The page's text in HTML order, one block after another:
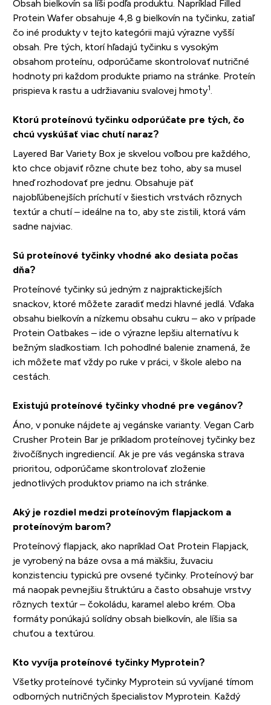
Obsah bielkovín sa líši podľa produktu. Napríklad Filled
Protein Wafer obsahuje 4,8 g bielkovín na tyčinku, zatiaľ
čo iné produkty v tejto kategórii majú výrazne vyšší
obsah. Pre tých, ktorí hľadajú tyčinku s vysokým
obsahom proteínu, odporúčame skontrolovať nutričné
hodnoty pri každom produkte priamo na stránke. Proteín
prispieva k rastu a udržiavaniu svalovej hmoty1
Ktorú proteínovú tyčinku odporúčate pre tých, čo
chcú vyskúšať viac chutí naraz?
Layered Bar Variety Box je skvelou voľbou pre každého,
kto chce objaviť rôzne chute bez toho, aby sa musel
hneď rozhodovať pre jednu. Obsahuje päť
najobľúbenejších príchutí v šiestich vrstvách rôznych
textúr a chutí – ideálne na to, aby ste zistili, ktorá vám
sadne najviac.
Sú proteínové tyčinky vhodné ako desiata počas
dňa?
Proteínové tyčinky sú jedným z najpraktickejších
snackov, ktoré môžete zaradiť medzi hlavné jedlá. Vďaka
obsahu bielkovín a nízkemu obsahu cukru – ako v prípade
Protein Oatbakes – ide o výrazne lepšiu alternatívu k
bežným sladkostiam. Ich pohodlné balenie znamená, že
ich môžete mať vždy po ruke v práci, v škole alebo na
cestách.
Existujú proteínové tyčinky vhodné pre vegánov?
Áno, v ponuke nájdete aj vegánske varianty. Vegan Carb
Crusher Protein Bar je príkladom proteínovej tyčinky bez
živočíšnych ingrediencií. Ak je pre vás vegánska strava
prioritou, odporúčame skontrolovať zloženie
jednotlivých produktov priamo na ich stránke.
Aký je rozdiel medzi proteínovým flapjackom a
proteínovým barom?
Proteínový flapjack, ako napríklad Oat Protein Flapjack,
je vyrobený na báze ovsa a má mäkšiu, žuvaciu
konzistenciu typickú pre ovsené tyčinky. Proteínový bar
má naopak pevnejšiu štruktúru a často obsahuje vrstvy
rôznych textúr – čokoládu, karamel alebo krém. Oba
formáty ponúkajú solídny obsah bielkovín, ale líšia sa
chuťou a textúrou.
Kto vyvíja proteínové tyčinky Myprotein?
Všetky proteínové tyčinky Myprotein sú vyvíjané tímom
odborných nutričných špecialistov Myprotein. Každý